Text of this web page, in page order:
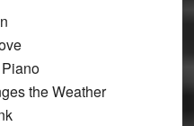
the Weather